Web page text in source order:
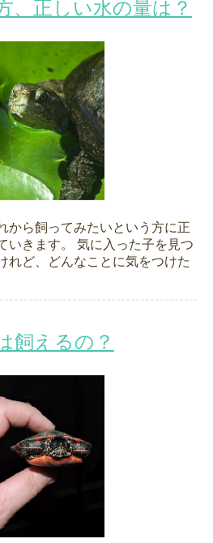
、正しい水の量は？
から飼ってみたいという方に正
いきます。 気に入った子を見つ
れど、どんなことに気をつけた
飼えるの？